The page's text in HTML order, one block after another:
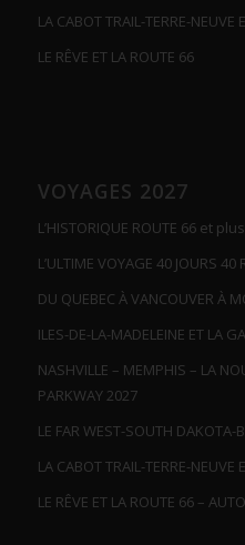
LA CABOT TRAIL-TERRE-NEUVE
LE RÊVE ET LA ROUTE 66
VOYAGES 2027
L’HISTORIQUE ROUTE 66 et
L’ULTIME VOYAGE 40 JOURS
DU QUEBEC À VANCOUVER À
ILES-DE-LA-MADELEINE ET LA
NASHVILLE – MEMPHIS – LA
PARKWAY 2027
LE FAR WEST-SOUTH
LA CABOT TRAIL-TERRE-NEUVE
LE RÊVE ET LA ROUTE 66 –